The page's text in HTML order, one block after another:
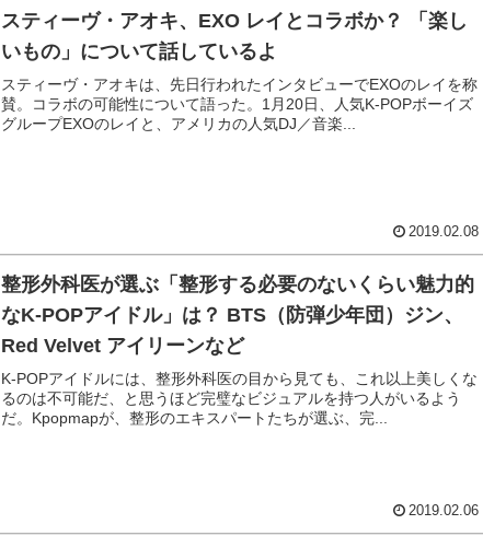
スティーヴ・アオキ、EXO レイとコラボか？ 「楽し
いもの」について話しているよ
スティーヴ・アオキは、先日行われたインタビューでEXOのレイを称
賛。コラボの可能性について語った。1月20日、人気K-POPボーイズ
グループEXOのレイと、アメリカの人気DJ／音楽...
2019.02.08
整形外科医が選ぶ「整形する必要のないくらい魅力的
なK-POPアイドル」は？ BTS（防弾少年団）ジン、
Red Velvet アイリーンなど
K-POPアイドルには、整形外科医の目から見ても、これ以上美しくな
るのは不可能だ、と思うほど完璧なビジュアルを持つ人がいるよう
だ。Kpopmapが、整形のエキスパートたちが選ぶ、完...
2019.02.06